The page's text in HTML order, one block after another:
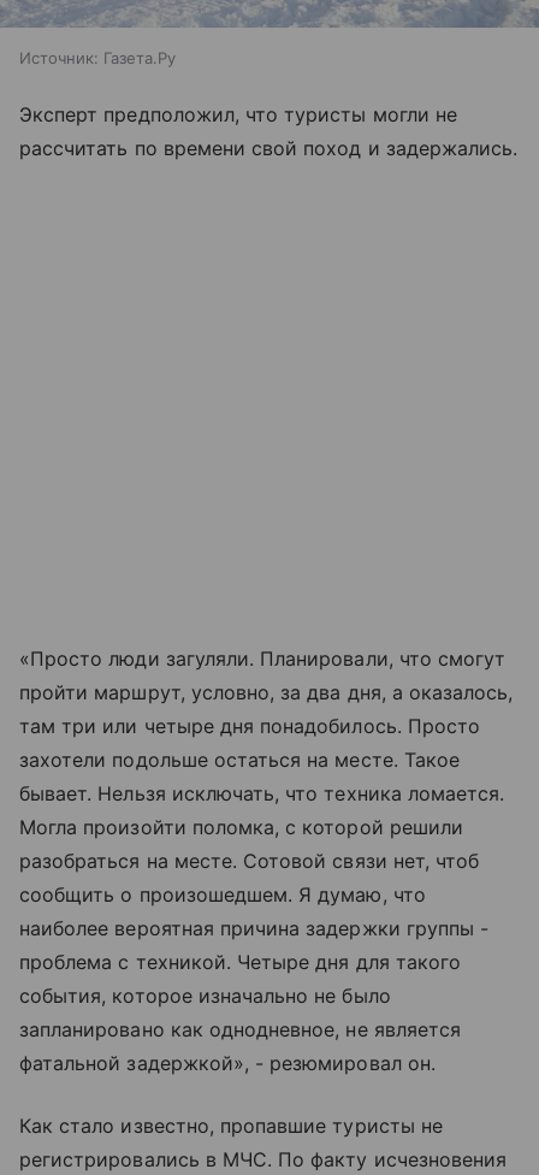
Источник: Газета.Ру
Эксперт предположил, что туристы могли не
рассчитать по времени свой поход и задержались.
«Просто люди загуляли. Планировали, что смогут
пройти маршрут, условно, за два дня, а оказалось,
там три или четыре дня понадобилось. Просто
захотели подольше остаться на месте. Такое
бывает. Нельзя исключать, что техника ломается.
Могла произойти поломка, с которой решили
разобраться на месте. Сотовой связи нет, чтоб
сообщить о произошедшем. Я думаю, что
наиболее вероятная причина задержки группы -
проблема с техникой. Четыре дня для такого
события, которое изначально не было
запланировано как однодневное, не является
фатальной задержкой», - резюмировал он.
Как стало известно, пропавшие туристы не
регистрировались в МЧС. По факту исчезновения